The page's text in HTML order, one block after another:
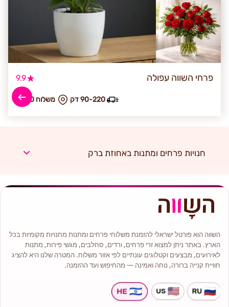
פרחי השווה עפולה 9.9
₪ משלוח 70 90-220 דק
חנויות פרחים ומתנות באחוזת ברק
השווה הוא פורטל ישראלי להזמנת משלוחי פרחים ומתנות מחנויות מקומיות בכל
הארץ. באתר ניתן למצוא זרי פרחים, ורדים, סחלבים, מגשי פירות, מתנות
לאירועים, מבצעים וקטלוגים עונתיים לפי אזור משלוח. המטרה שלנו היא להציג
חוויית קנייה ברורה, נוחה ואמינה — מהחיפוש ועד ההזמנה.